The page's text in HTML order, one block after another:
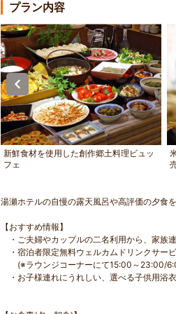
プラン内容
新鮮食材を使用した創作郷土料理ビュッ
フェ
湯瀬ホテルの自慢の露天風呂や高評価の夕食
【おすすめ情報】
・ご夫婦やカップルの二名利用から、家族
・宿泊者限定無料ウェルカムドリンクサー
(※ラウンジコーナーにて15:00～23:00/
・お子様連れにうれしい、選べる子供用浴